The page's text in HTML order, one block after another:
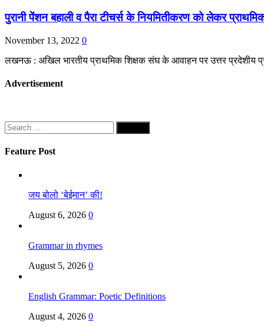
पुरानी पेंशन बहाली व पैरा टीचर्स के नियमितीकरण को लेकर
November 13, 2022 0
लखनऊ : अखिल भारतीय प्राथमिक शिक्षक संघ के आवाहन पर उत्तर प्रदेशीय
Advertisement
Search
for:
Feature Post
जय बोलो ‘बेईमान’ की!
August 6, 2026 0
Grammar in rhymes
August 5, 2026 0
English Grammar: Poetic Definitions
August 4, 2026 0